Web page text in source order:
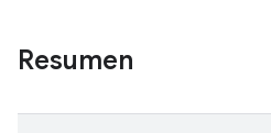
Resumen